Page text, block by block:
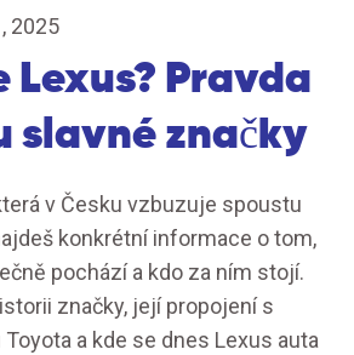
2025
Lexus? Pravda
slavné značky
v Česku vzbuzuje spoustu
konkrétní informace o tom,
pochází a kdo za ním stojí.
značky, její propojení s
a kde se dnes Lexus auta